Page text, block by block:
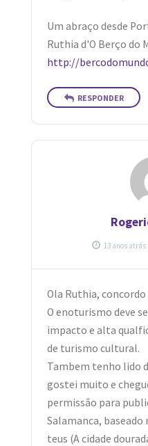
Um abraço desde
Ruthia d'O Berço do
http://
RESPONDER
Ola Ruthia, concordo
O enoturismo deve
impacto e alta
de turismo cultural.
Tambem tenho lido
gostei muito e
permissão para
Salamanca,
teus (A cidade